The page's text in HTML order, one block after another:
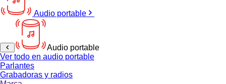
Audio portable
Audio portable
Ver todo en audio portable
Parlantes
Grabadoras y radios